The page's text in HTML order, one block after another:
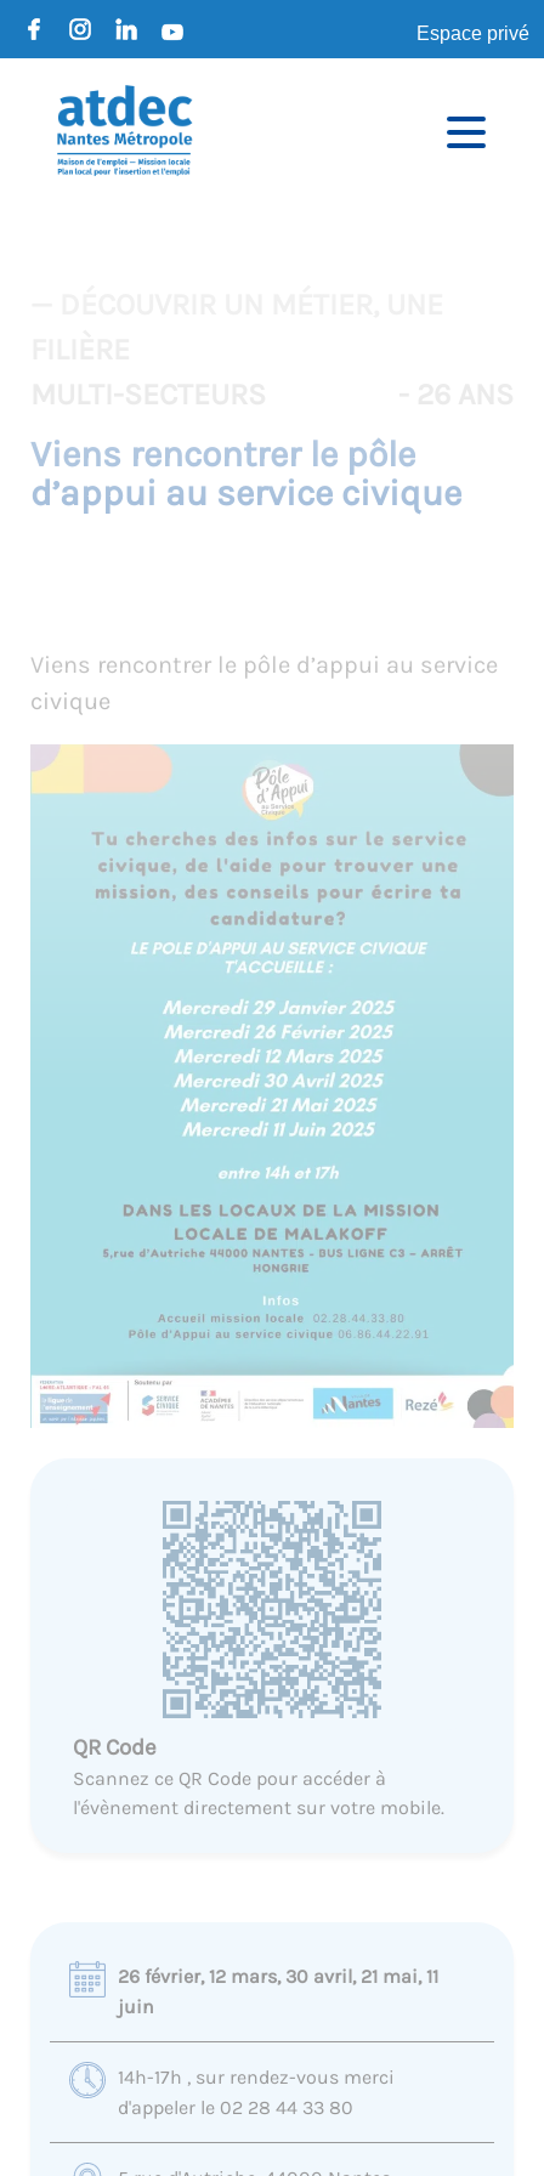
Espace privé
Viens rencontrer le pôle
d’appui au service civique
Viens rencontrer le pôle d’appui au service
civique
QR Code
Scannez ce QR Code pour accéder à
l'évènement directement sur votre mobile.
26 février, 12 mars, 30 avril, 21 mai, 11
juin
14h-17h , sur rendez-vous merci
d'appeler le 02 28 44 33 80